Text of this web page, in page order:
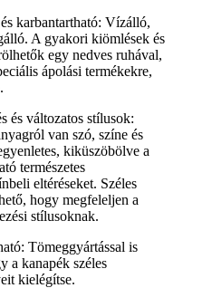
karbantartható: Vízálló,
A gyakori kiömlések és
egy nedves ruhával,
ápolási termékekre,
és változatos stílusok:
van szó, színe és
kiküszöbölve a
természetes
eltéréseket. Széles
hogy megfeleljen a
stílusoknak.
Tömeggyártással is
a kanapék széles
kielégítse.